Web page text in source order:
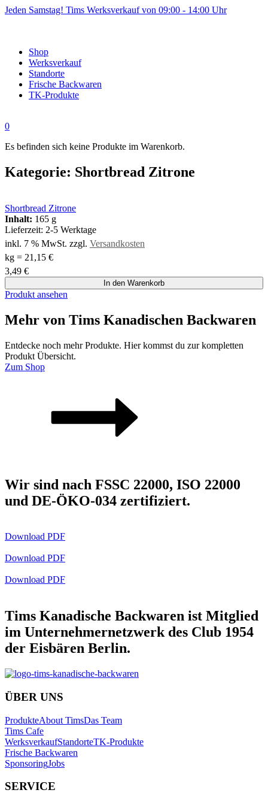
Jeden Samstag! Tims Werksverkauf von 09:00 - 14:00 Uhr
Shop
Werksverkauf
Standorte
Frische Backwaren
TK-Produkte
0
Es befinden sich keine Produkte im Warenkorb.
Kategorie: Shortbread Zitrone
Shortbread Zitrone
Inhalt: 165 g
Lieferzeit: 2-5 Werktage
inkl. 7 % MwSt. zzgl. Versandkosten
kg = 21,15 €
3,49 €
In den Warenkorb
Produkt ansehen
Mehr von Tims Kanadischen Backwaren
Entdecke noch mehr Produkte. Hier kommst du zur kompletten
Produkt Übersicht.
Zum Shop
Wir sind nach FSSC 22000, ISO 22000
und DE-ÖKO-034 zertifiziert.
Download PDF
Download PDF
Download PDF
Tims Kanadische Backwaren ist Mitglied
im Unternehmernetzwerk des Club 1954
der Eisbären Berlin.
ÜBER UNS
ProdukteAbout TimsDas Team
Tims Cafe
WerksverkaufStandorteTK-Produkte
Frische Backwaren
SponsoringJobs
SERVICE